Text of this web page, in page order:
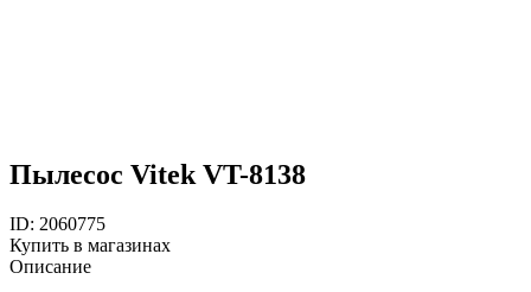
Пылесос Vitek VT-8138
ID: 2060775
Купить в магазинах
Описание